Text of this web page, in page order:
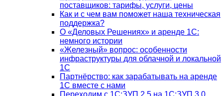
поставщиков: тарифы, услуги, цены
Как и с чем вам поможет наша техническая
поддержка?
О «Деловых Решениях» и аренде 1С:
немного истории
«Железный» вопрос: особенности
инфраструктуры для облачной и локальной
1С
Партнёрство: как зарабатывать на аренде
1С вместе с нами